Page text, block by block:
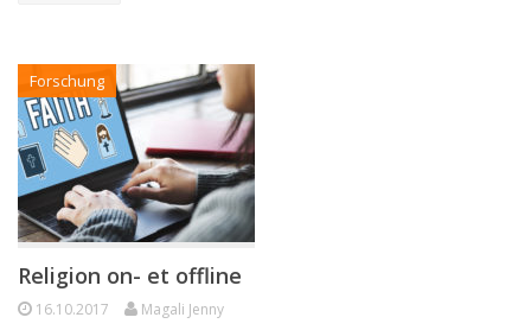
Forschung
Religion on- et offline
16.10.2017 Magali Jenny